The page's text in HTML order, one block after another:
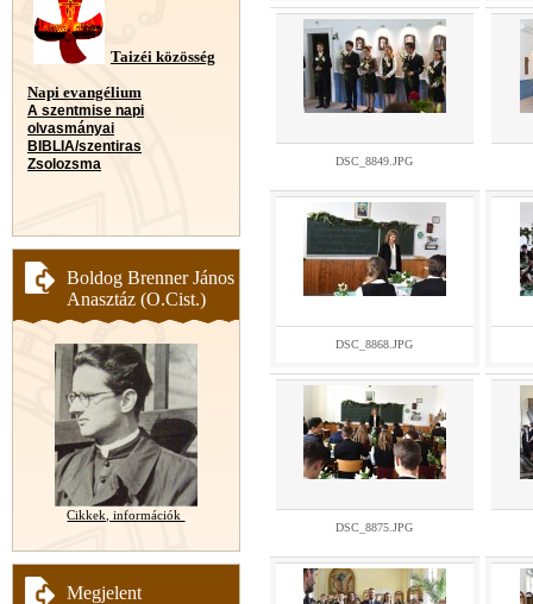
Taizéi közösség
Napi evangélium
A szentmise napi
olvasmányai
BIBLIA/szentiras
Zsolozsma
Boldog Brenner János
Anasztáz (O.Cist.)
Cikkek, információk
Megjelent
DSC_8849.JPG
DSC_8868.JPG
DSC_8875.JPG